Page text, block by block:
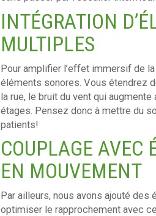
INTÉGRATION
MULTIPLES
Pour amplifier l’effet immersif de
éléments sonores. Vous étendrez
la rue, le bruit du vent qui
étages. Pensez donc à mettre du
patients!
COUPLAGE AVEC
EN MOUVEMENT
Par ailleurs, nous avons ajouté
optimiser le rapprochement avec